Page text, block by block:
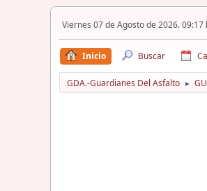
Viernes 07 de Agosto de 2026. 09:17
Inicio Buscar
GDA.-Guardianes Del Asfalto ►